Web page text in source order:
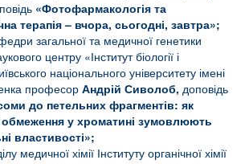
«Фотофармакологія та
терапія – вчора, сьогодні, завтра»;
загальної та медичної генетики
центру «Інститут біології і
національного університету імені
професор Андрій Сиволоб, доповідь
до петельних фрагментів: як
обмеження у хроматині зумовлюють
властивості»;
медичної хімії Інституту органічної хімії